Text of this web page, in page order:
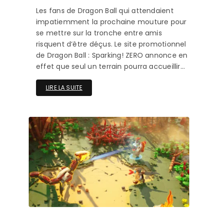
Les fans de Dragon Ball qui attendaient
impatiemment la prochaine mouture pour
se mettre sur la tronche entre amis
risquent d’être déçus. Le site promotionnel
de Dragon Ball : Sparking! ZERO annonce en
effet que seul un terrain pourra accueillir…
LIRE LA SUITE